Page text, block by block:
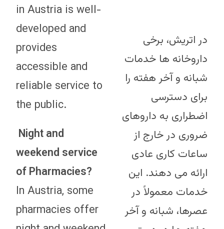
in Austria is well-
developed and
provides
accessible and
reliable service to
the public.
Night and
weekend service
of Pharmacies?
In Austria, some
pharmacies offer
در اتریش، برخی
داروخانه ها خدمات
شبانه و آخر هفته را
برای دسترسی
اضطراری به داروهای
ضروری در خارج از
ساعات کاری عادی
ارائه می دهند. این
خدمات معمولاً در
عصرها، شبانه و آخر